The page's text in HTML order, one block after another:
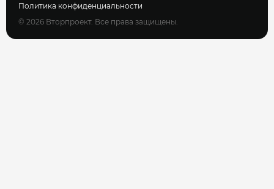
Политика конфиденциальности
© 2026 Вторпроект. Все права защищены.